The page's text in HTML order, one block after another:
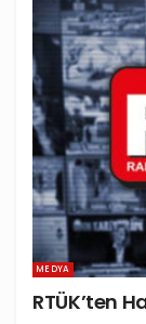
MEDYA
RTÜK’ten